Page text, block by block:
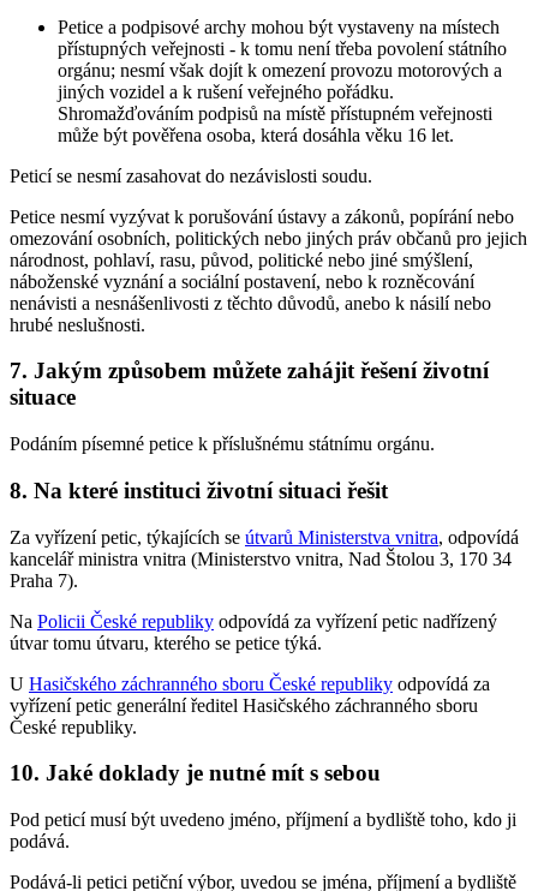
Petice a podpisové archy mohou být vystaveny na místech
přístupných veřejnosti - k tomu není třeba povolení státního
orgánu; nesmí však dojít k omezení provozu motorových a
jiných vozidel a k rušení veřejného pořádku.
Shromažďováním podpisů na místě přístupném veřejnosti
může být pověřena osoba, která dosáhla věku 16 let.
Peticí se nesmí zasahovat do nezávislosti soudu.
Petice nesmí vyzývat k porušování ústavy a zákonů, popírání nebo
omezování osobních, politických nebo jiných práv občanů pro jejich
národnost, pohlaví, rasu, původ, politické nebo jiné smýšlení,
náboženské vyznání a sociální postavení, nebo k rozněcování
nenávisti a nesnášenlivosti z těchto důvodů, anebo k násilí nebo
hrubé neslušnosti.
7. Jakým způsobem můžete zahájit řešení životní
situace
Podáním písemné petice k příslušnému státnímu orgánu.
8. Na které instituci životní situaci řešit
Za vyřízení petic, týkajících se útvarů Ministerstva vnitra, odpovídá
kancelář ministra vnitra (Ministerstvo vnitra, Nad Štolou 3, 170 34
Praha 7).
Na Policii České republiky odpovídá za vyřízení petic nadřízený
útvar tomu útvaru, kterého se petice týká.
U Hasičského záchranného sboru České republiky odpovídá za
vyřízení petic generální ředitel Hasičského záchranného sboru
České republiky.
10. Jaké doklady je nutné mít s sebou
Pod peticí musí být uvedeno jméno, příjmení a bydliště toho, kdo ji
podává.
Podává-li petici petiční výbor, uvedou se jména, příjmení a bydliště